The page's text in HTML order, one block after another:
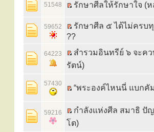
51548 รักษาศีลให้รักษาใจ (
59652
รักษาศีล ๕ ได้ไม่ครบ
??
64223
สำรวมอินทรีย์ ๖ จะค
รัตน์)
57430 “พระองค์ไหนนี่ แบกคั
59216
กําลังแห่งศีล สมาธิ ปั
โต)